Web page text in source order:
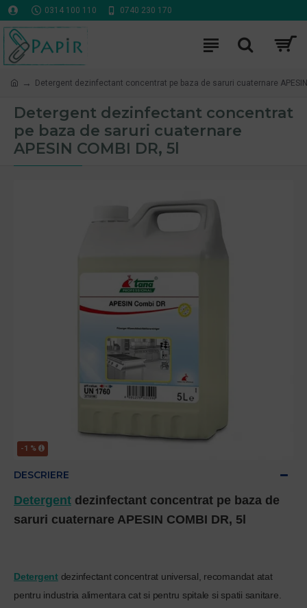
0314 100 110 0740 230 170
Detergent dezinfectant concentrat pe baza de saruri cuaternare APESIN
Detergent dezinfectant concentrat
pe baza de saruri cuaternare
APESIN COMBI DR, 5l
-1 %
DESCRIERE
Detergent dezinfectant concentrat pe baza de
saruri cuaternare APESIN COMBI DR, 5l
Detergentdezinfectant concentrat universal, recomandat atat
pentru industria alimentara cat si pentru spitale si spatii sanitare.